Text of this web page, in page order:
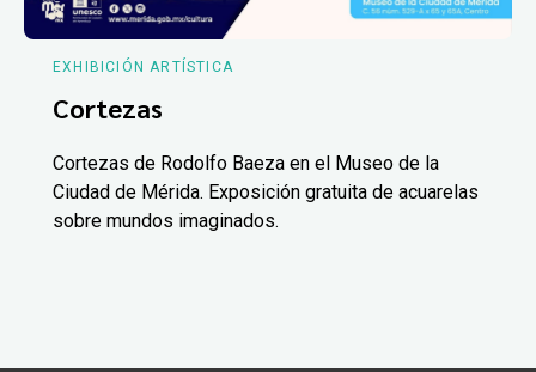
EXHIBICIÓN ARTÍSTICA
Cortezas
Cortezas de Rodolfo Baeza en el Museo de la
Ciudad de Mérida. Exposición gratuita de acuarelas
sobre mundos imaginados.